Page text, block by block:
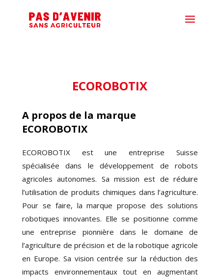
ECOROBOTIX
A propos de la marque
ECOROBOTIX
ECOROBOTIX est une entreprise Suisse
spécialisée dans le développement de robots
agricoles autonomes. Sa mission est de réduire
l’utilisation de produits chimiques dans l’agriculture.
Pour se faire, la marque propose des solutions
robotiques innovantes. Elle se positionne comme
une entreprise pionnière dans le domaine de
l’agriculture de précision et de la robotique agricole
en Europe. Sa vision centrée sur la réduction des
impacts environnementaux tout en augmentant